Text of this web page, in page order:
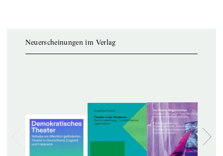
Neuerscheinungen im Verlag